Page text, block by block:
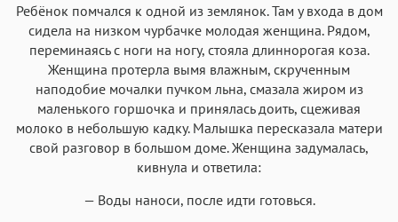
Ребёнок помчался к одной из землянок. Там у входа в дом
сидела на низком чурбачке молодая женщина. Рядом,
переминаясь с ноги на ногу, стояла длиннорогая коза.
Женщина протерла вымя влажным, скрученным
наподобие мочалки пучком льна, смазала жиром из
маленького горшочка и принялась доить, сцеживая
молоко в небольшую кадку. Малышка пересказала матери
свой разговор в большом доме. Женщина задумалась,
кивнула и ответила:
— Воды наноси, после идти готовься.